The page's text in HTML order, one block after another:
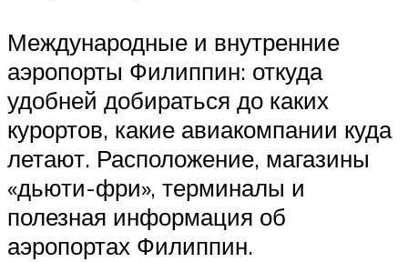
Международные и внутренние
аэропорты Филиппин: откуда
удобней добираться до каких
курортов, какие авиакомпании куда
летают. Расположение, магазины
«дьюти-фри», терминалы и
полезная информация об
аэропортах Филиппин.